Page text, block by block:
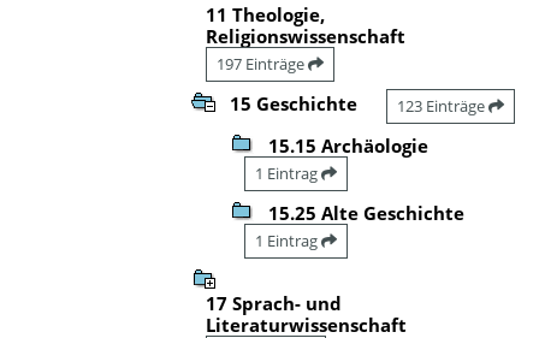
11 Theologie,
Religionswissenschaft
197 Einträge
15 Geschichte 123 Einträge
15.15 Archäologie
1 Eintrag
15.25 Alte Geschichte
1 Eintrag
17 Sprach- und
Literaturwissenschaft